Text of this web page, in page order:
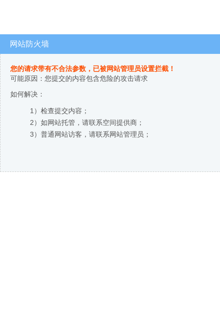
网站防火墙
您的请求带有不合法参数，已被网站管理员设置拦截！
可能原因：您提交的内容包含危险的攻击请求
如何解决：
1）检查提交内容；
2）如网站托管，请联系空间提供商；
3）普通网站访客，请联系网站管理员；